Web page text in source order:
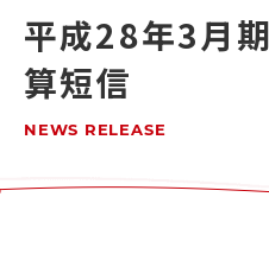
平成28年3月
算短信
NEWS RELEASE